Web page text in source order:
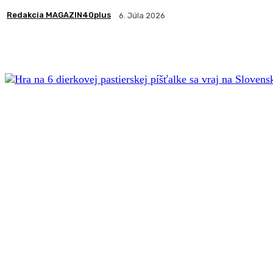
Redakcia MAGAZIN40plus 6. Júla 2026